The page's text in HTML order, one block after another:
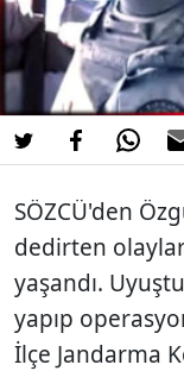
SÖZCÜ'den
dedirten olaylar
yaşandı.
yapıp
İlçe Jandarma